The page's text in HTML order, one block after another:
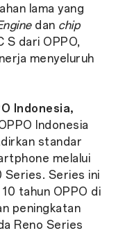
lama yang
dan chip
S dari OPPO,
menyeluruh
Indonesia,
Indonesia
standar
melalui
Series. Series ini
tahun OPPO di
peningkatan
Reno Series